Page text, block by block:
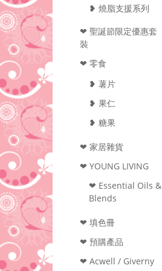
❥ 燒脂支援系列
❤ 聖誕節限定優惠套
裝
❤ 零食
❥ 薯片
❥ 果仁
❥ 糖果
❤ 家居雜貨
❤ YOUNG LIVING
❤ Essential Oils &
Blends
❤ 填色冊
❤ 預購產品
❤ Acwell / Giverny